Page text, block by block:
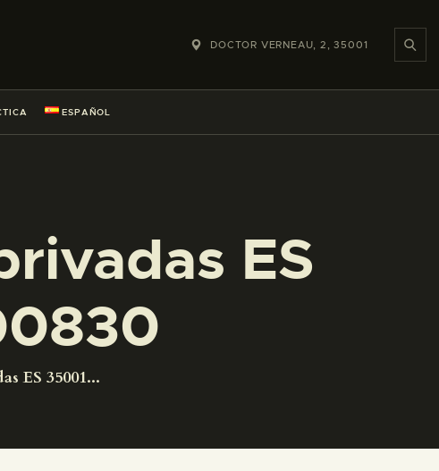
DOCTOR VERNEAU, 2, 35001
ESPAÑOL
ES
ES 35001...